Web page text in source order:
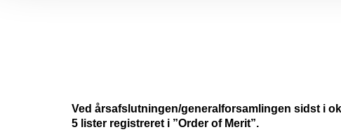
Ved årsafslutningen/generalforsamlingen sidst i
5 lister registreret i ”Order of Merit”.